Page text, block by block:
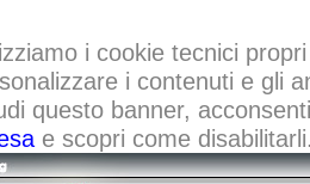
i cookie tecnici
i contenuti e gli
questo banner,
e scopri come